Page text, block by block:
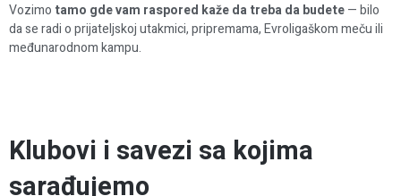
Vozimo tamo gde vam raspored kaže da treba da budete— bilo
da se radi o prijateljskoj utakmici, pripremama, Evroligaškom meču ili
međunarodnom kampu.
Klubovi i savezi sa kojima
sarađujemo